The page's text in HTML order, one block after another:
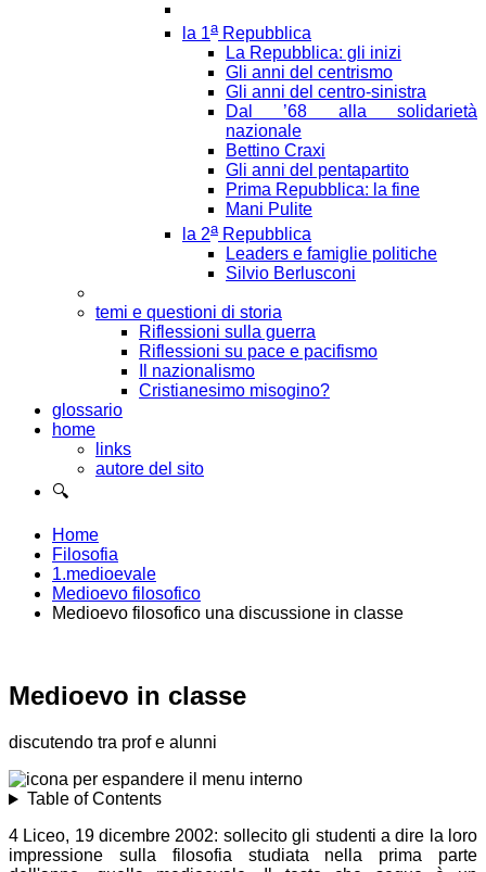
la 1aRepubblica
La Repubblica: gli inizi
Gli anni del centrismo
Gli anni del centro-sinistra
Dal ’68 alla solidarietà
nazionale
Bettino Craxi
Gli anni del pentapartito
Prima Repubblica: la fine
Mani Pulite
la 2aRepubblica
Leaders e famiglie politiche
Silvio Berlusconi
temi e questioni di storia
Riflessioni sulla guerra
Riflessioni su pace e pacifismo
Il nazionalismo
Cristianesimo misogino?
glossario
home
links
autore del sito
🔍
Home
Filosofia
1.medioevale
Medioevo filosofico
Medioevo filosofico una discussione in classe
Medioevo in classe
discutendo tra prof e alunni
Table of Contents
4 Liceo, 19 dicembre 2002: sollecito gli studenti a dire la loro
impressione sulla filosofia studiata nella prima parte